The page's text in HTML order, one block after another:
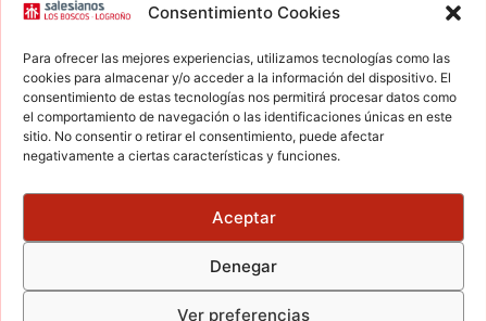
Consentimiento Cookies
Para ofrecer las mejores experiencias, utilizamos tecnologías como las
cookies para almacenar y/o acceder a la información del dispositivo. El
consentimiento de estas tecnologías nos permitirá procesar datos como
el comportamiento de navegación o las identificaciones únicas en este
sitio. No consentir o retirar el consentimiento, puede afectar
negativamente a ciertas características y funciones.
Aceptar
Denegar
Ver preferencias
TEL: 941 240 171
Haz clic para aceptar cookies de
marketing y permitir este contenido
ZONA LEGAL
Aviso legal
Política de privacidad